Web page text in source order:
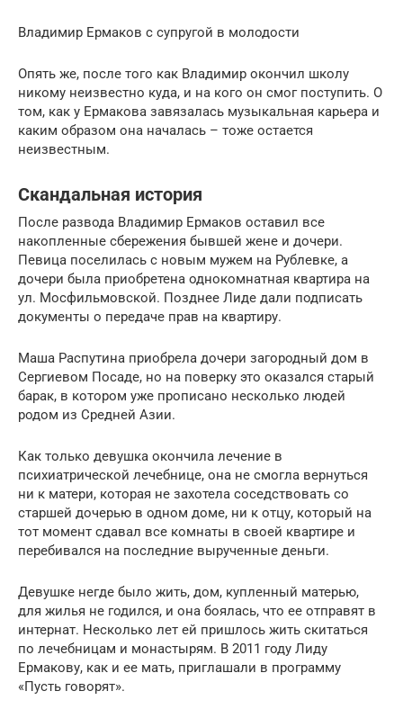
Владимир Ермаков с супругой в молодости
Опять же, после того как Владимир окончил школу
никому неизвестно куда, и на кого он смог поступить. О
том, как у Ермакова завязалась музыкальная карьера и
каким образом она началась – тоже остается
неизвестным.
Скандальная история
После развода Владимир Ермаков оставил все
накопленные сбережения бывшей жене и дочери.
Певица поселилась с новым мужем на Рублевке, а
дочери была приобретена однокомнатная квартира на
ул. Мосфильмовской. Позднее Лиде дали подписать
документы о передаче прав на квартиру.
Маша Распутина приобрела дочери загородный дом в
Сергиевом Посаде, но на поверку это оказался старый
барак, в котором уже прописано несколько людей
родом из Средней Азии.
Как только девушка окончила лечение в
психиатрической лечебнице, она не смогла вернуться
ни к матери, которая не захотела соседствовать со
старшей дочерью в одном доме, ни к отцу, который на
тот момент сдавал все комнаты в своей квартире и
перебивался на последние вырученные деньги.
Девушке негде было жить, дом, купленный матерью,
для жилья не годился, и она боялась, что ее отправят в
интернат. Несколько лет ей пришлось жить скитаться
по лечебницам и монастырям. В 2011 году Лиду
Ермакову, как и ее мать, приглашали в программу
«Пусть говорят».